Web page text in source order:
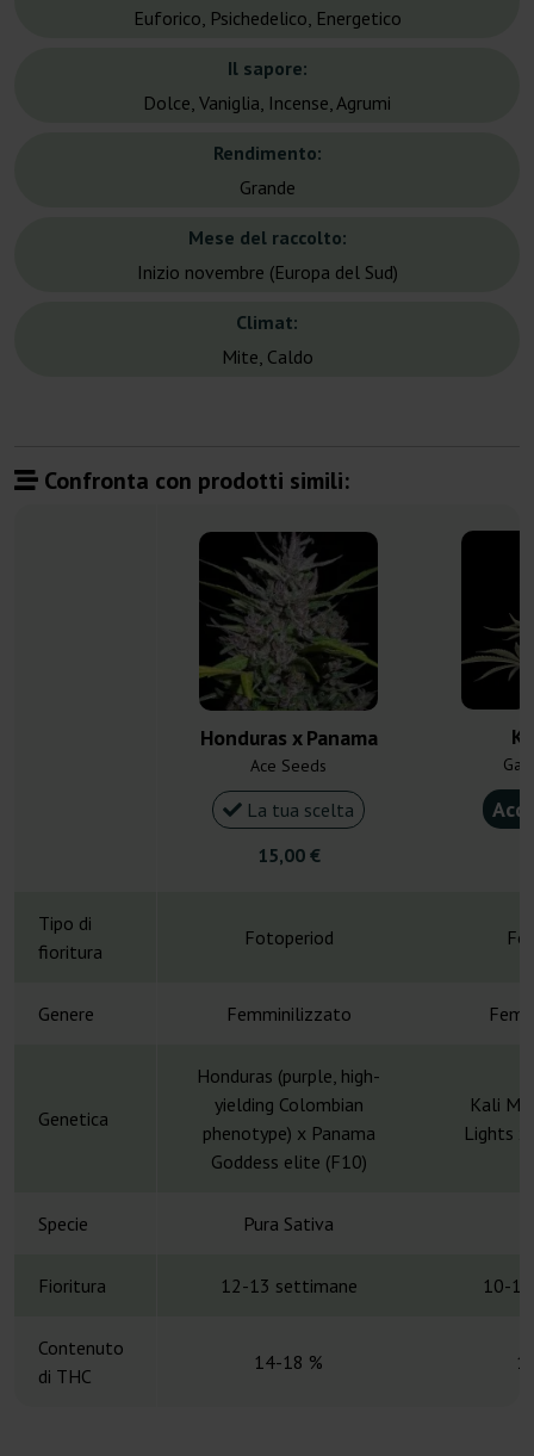
Euforico, Psichedelico, Energetico
Il sapore:
Dolce, Vaniglia, Incense, Agrumi
Rendimento:
Grande
Mese del raccolto:
Inizio novembre (Europa del Sud)
Climat:
Mite, Caldo
Confronta con prodotti simili:
Honduras x Panama
Ace Seeds
La tua scelta
15,00 €
Tipo di
fioritura
Fotoperiod
Genere Femminilizzato
Genetica
Honduras (purple, high-
yielding Colombian
phenotype) x Panama
Goddess elite (F10)
Kali
Lights x
Specie Pura Sativa
Fioritura 12-13 settimane 10-
Contenuto
di THC
14-18 %